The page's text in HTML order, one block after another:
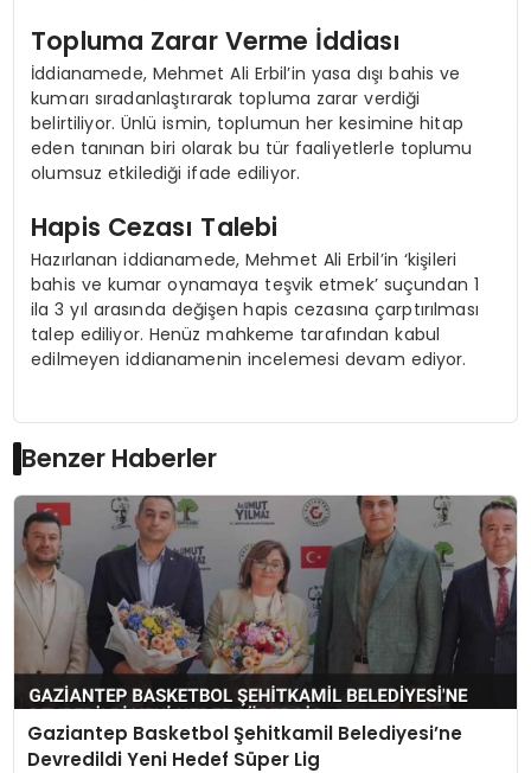
Topluma Zarar Verme İddiası
İddianamede, Mehmet Ali Erbil’in yasa dışı bahis ve
kumarı sıradanlaştırarak topluma zarar verdiği
belirtiliyor. Ünlü ismin, toplumun her kesimine hitap
eden tanınan biri olarak bu tür faaliyetlerle toplumu
olumsuz etkilediği ifade ediliyor.
Hapis Cezası Talebi
Hazırlanan iddianamede, Mehmet Ali Erbil’in ‘kişileri
bahis ve kumar oynamaya teşvik etmek’ suçundan 1
ila 3 yıl arasında değişen hapis cezasına çarptırılması
talep ediliyor. Henüz mahkeme tarafından kabul
edilmeyen iddianamenin incelemesi devam ediyor.
Benzer Haberler
Gaziantep Basketbol Şehitkamil Belediyesi’ne
Devredildi Yeni Hedef Süper Lig